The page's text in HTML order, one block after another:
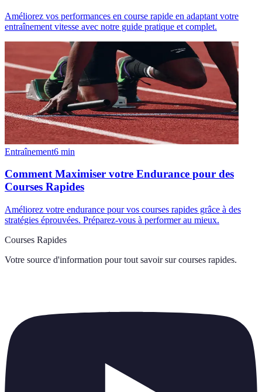
Améliorez vos performances en course rapide en adaptant votre
entraînement vitesse avec notre guide pratique et complet.
Entraînement6 min
Comment Maximiser votre Endurance pour des
Courses Rapides
Améliorez votre endurance pour vos courses rapides grâce à des
stratégies éprouvées. Préparez-vous à performer au mieux.
Courses Rapides
Votre source d'information pour tout savoir sur courses rapides.